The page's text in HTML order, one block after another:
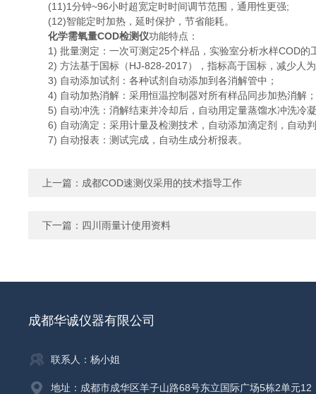
(11)1分钟~96小时超宽定时时间调节范围，通用性更强;
(12)智能定时加热，延时保护，节省能耗。
化学需氧量COD检测仪功能特点：
1) 批量测定：一次可测定25个样品，实验室分析水样COD的
2) 方法基于国标（HJ-828-2017），指标高于国标，减少人为
3) 自动添加试剂：各种试剂自动添加到各消解管中；
4) 自动加热消解：采用恒温控制器对所有样品同步加热消解；
5) 自动冲洗：消解结束并冷却后，自动用定量蒸馏水冲洗冷
6) 自动滴定：采用计量及检测技术，自动添加滴定剂，自动
7) 自动报表：测试完成，自动生成分析报表。
上一篇： 成都COD速测仪采用的技术指导工作
下一篇： 四川雨量计使用资料
成都华诚仪器有限公司
联系人：杨小姐
地址：成都市成华区羊子山路68号东立国际广场5栋2单元12